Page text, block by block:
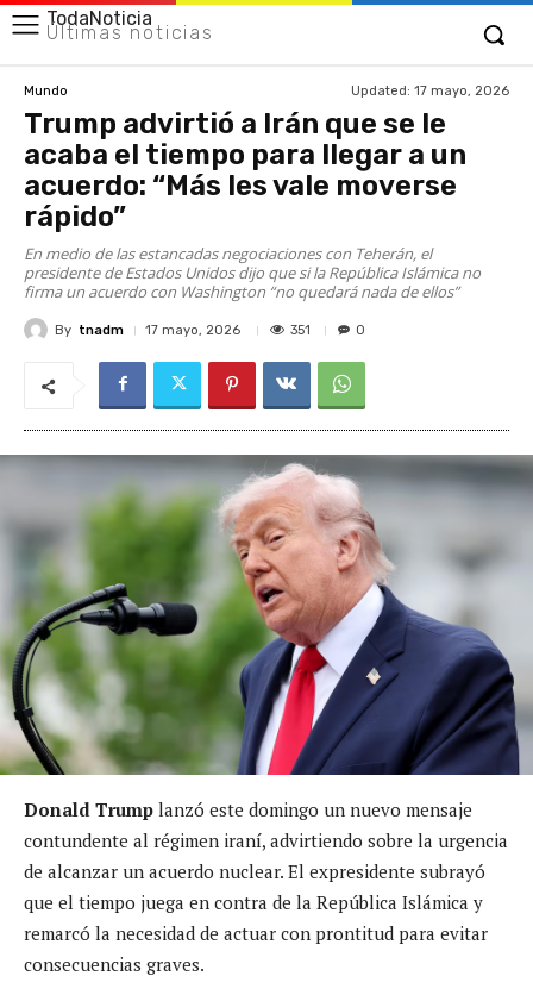
TodaNoticia
Últimas noticias
Mundo Updated: 17 mayo, 2026
Trump advirtió a Irán que se le
acaba el tiempo para llegar a un
acuerdo: “Más les vale moverse
rápido”
En medio de las estancadas negociaciones con Teherán, el
presidente de Estados Unidos dijo que si la República Islámica no
firma un acuerdo con Washington “no quedará nada de ellos”
By tnadm 17 mayo, 2026 351 0
Donald Trump lanzó este domingo un nuevo mensaje
contundente al régimen iraní, advirtiendo sobre la urgencia
de alcanzar un acuerdo nuclear. El expresidente subrayó
que el tiempo juega en contra de la República Islámica y
remarcó la necesidad de actuar con prontitud para evitar
consecuencias graves.